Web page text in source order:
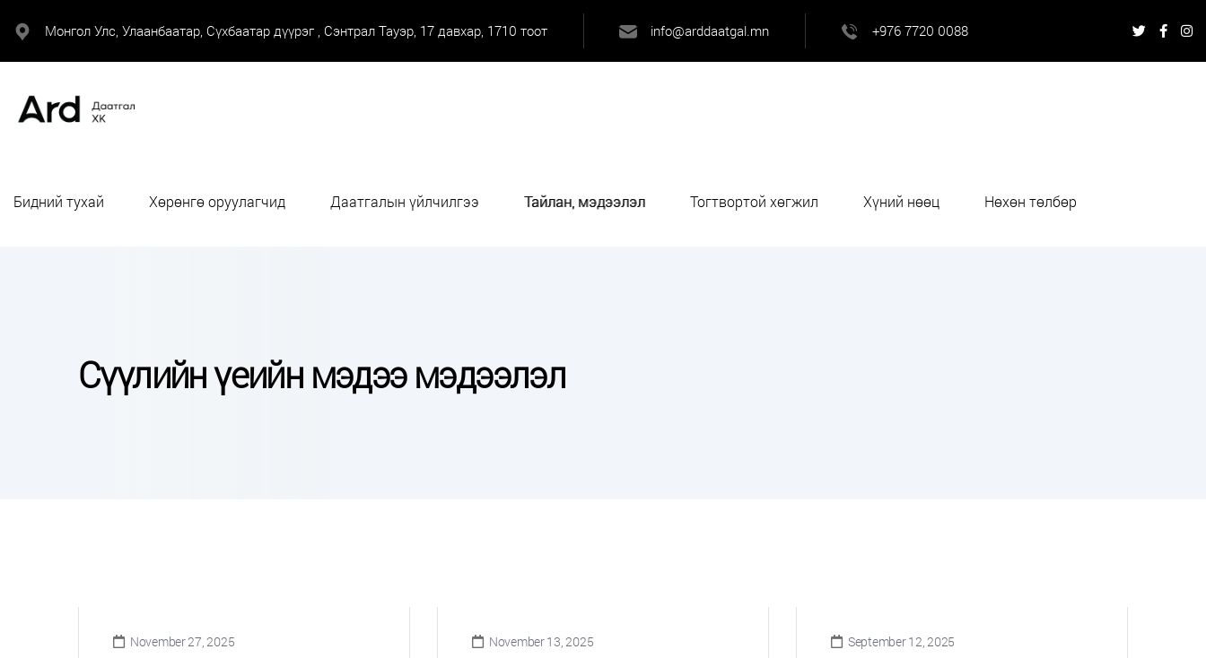
Монгол Улс, Улаанбаатар, Сүхбаатар дүүрэг , Сэнтрал Тауэр, 17 давхар, 1710 тоот info@arddaatgal.mn +976 7720 0088
Бидний тухай Хөрөнгө оруулагчид Даатгалын үйлчилгээ Тайлан, мэдээлэл Тогтвортой хөгжил Хүний нөөц Нөхөн төлбөр
Сүүлийн үеийн мэдээ мэдээлэл
November 27, 2025 November 13, 2025 September 12, 2025